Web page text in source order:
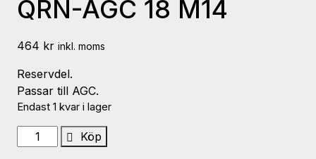
QRN-AGC 18 M14
464 kr inkl. moms
Reservdel.
Passar till AGC.
Endast 1 kvar i lager
Snabbspännmutte
QRN-
Köp